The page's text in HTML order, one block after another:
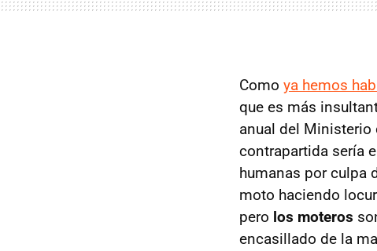
Como ya hemos
que es más
anual del Ministerio
contrapartida sería
humanas por culpa
moto haciendo
pero los moteros
encasillado de la